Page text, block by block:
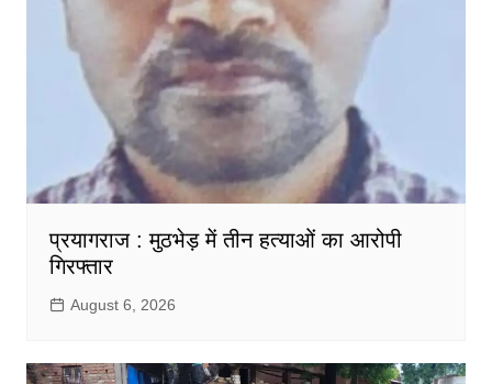
प्रयागराज : मुठभेड़ में तीन हत्याओं का आरोपी
गिरफ्तार
August 6, 2026